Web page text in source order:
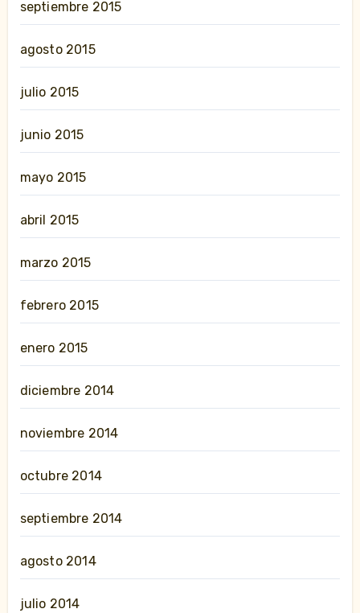
septiembre 2015
agosto 2015
julio 2015
junio 2015
mayo 2015
abril 2015
marzo 2015
febrero 2015
enero 2015
diciembre 2014
noviembre 2014
octubre 2014
septiembre 2014
agosto 2014
julio 2014